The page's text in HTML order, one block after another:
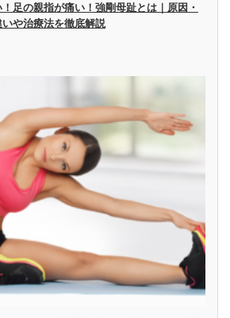
足の親指が痛い！強剛母趾とは｜原因・
や治療法を徹底解説